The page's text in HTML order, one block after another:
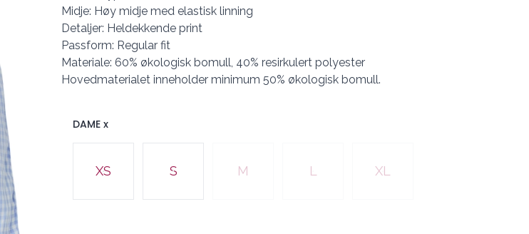
Midje: Høy midje med elastisk linning
Detaljer: Heldekkende print
Passform: Regular fit
Materiale: 60% økologisk bomull, 40% resirkulert polyester
Hovedmaterialet inneholder minimum 50% økologisk bomull.
DAME x
Velg en DAME x
XS S M L XL